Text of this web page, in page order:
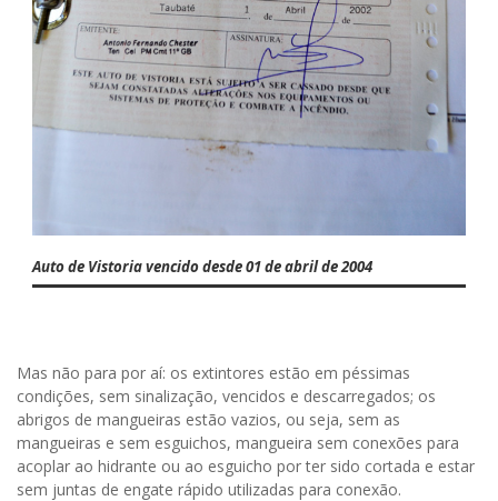
Auto de Vistoria vencido desde 01 de abril de 2004
Mas não para por aí: os extintores estão em péssimas
condições, sem sinalização, vencidos e descarregados; os
abrigos de mangueiras estão vazios, ou seja, sem as
mangueiras e sem esguichos, mangueira sem conexões para
acoplar ao hidrante ou ao esguicho por ter sido cortada e estar
sem juntas de engate rápido utilizadas para conexão.